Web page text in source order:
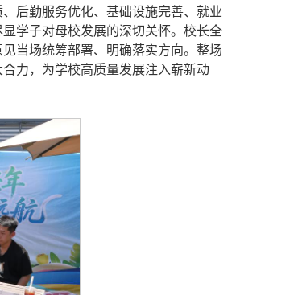
后勤服务优化、基础设施完善、就业
学子对母校发展的深切关怀。校长全
当场统筹部署、明确落实方向。整场
力，为学校高质量发展注入崭新动